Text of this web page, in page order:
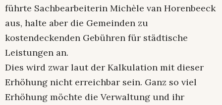
führte Sachbearbeiterin Michèle van Horenbeeck
aus, halte aber die Gemeinden zu
kostendeckenden Gebühren für städtische
Leistungen an.
Dies wird zwar laut der Kalkulation mit dieser
Erhöhung nicht erreichbar sein. Ganz so viel
Erhöhung möchte die Verwaltung und ihr